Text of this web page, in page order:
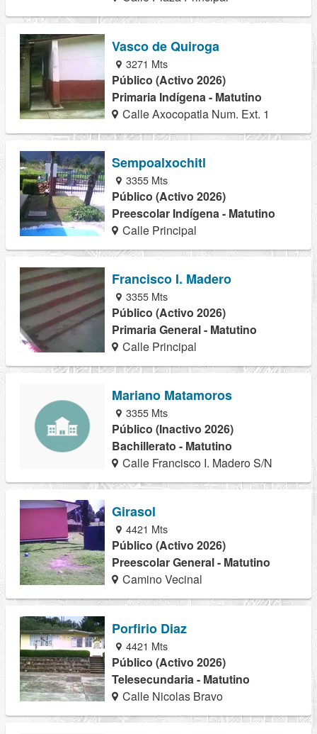
Vasco de Quiroga
3271 Mts
Público (Activo 2026)
Primaria Indígena - Matutino
Calle Axocopatla Num. Ext. 1
Sempoalxochitl
3355 Mts
Público (Activo 2026)
Preescolar Indígena - Matutino
Calle Principal
Francisco I. Madero
3355 Mts
Público (Activo 2026)
Primaria General - Matutino
Calle Principal
Mariano Matamoros
3355 Mts
Público (Inactivo 2026)
Bachillerato - Matutino
Calle Francisco I. Madero S/N
Girasol
4421 Mts
Público (Activo 2026)
Preescolar General - Matutino
Camino Vecinal
Porfirio Diaz
4421 Mts
Público (Activo 2026)
Telesecundaria - Matutino
Calle Nicolas Bravo